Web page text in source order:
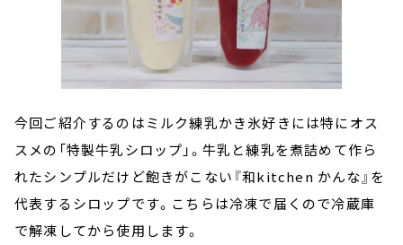
今回ご紹介するのはミルク練乳かき氷好きには特にオス
スメの「特製牛乳シロップ」。牛乳と練乳を煮詰めて作ら
れたシンプルだけど飽きがこない『和kitchen かんな』を
代表するシロップです。こちらは冷凍で届くので冷蔵庫
で解凍してから使用します。